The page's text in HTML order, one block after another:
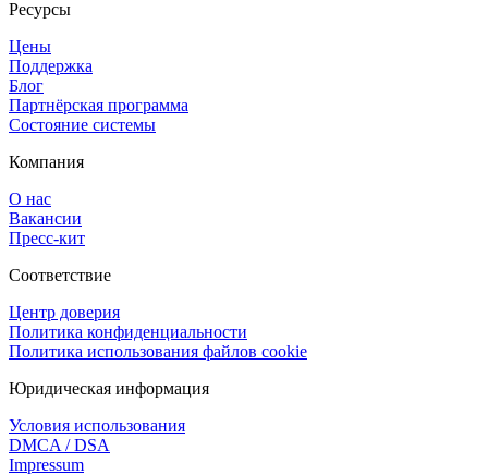
Ресурсы
Цены
Поддержка
Блог
Партнёрская программа
Состояние системы
Компания
О нас
Вакансии
Пресс-кит
Соответствие
Центр доверия
Политика конфиденциальности
Политика использования файлов cookie
Юридическая информация
Условия использования
DMCA / DSA
Impressum